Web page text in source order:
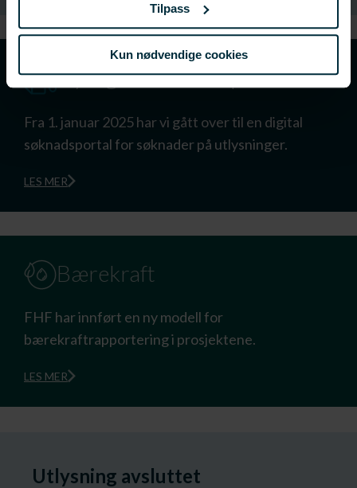
Tilpass
Kun nødvendige cookies
Ny digital søknadsportal
Fra 1. januar 2025 har vi gått over til en digital
søknadsportal for søknader på utlysninger.
LES MER
Bærekraft
FHF har innført en ny modell for
bærekraftrapportering i prosjektene.
LES MER
Utlysning avsluttet